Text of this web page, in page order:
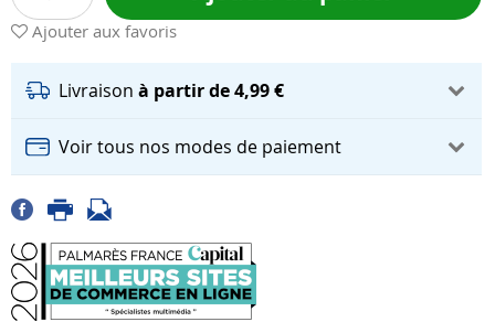
Ajouter aux favoris
Livraison à partir de 4,99 €
Voir tous nos modes de paiement